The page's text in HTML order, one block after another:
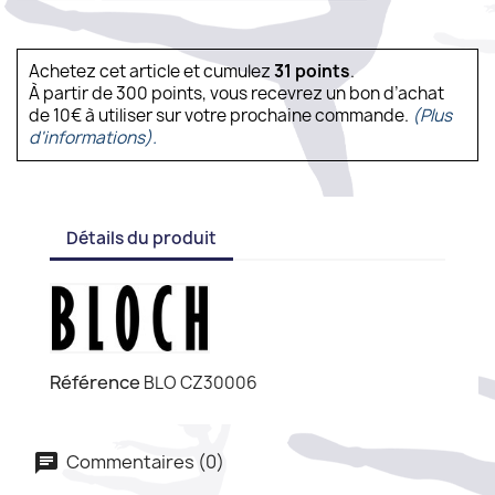
Achetez cet article et cumulez31 points.
À partir de 300 points, vous recevrez un bon d’achat
de 10€ à utiliser sur votre prochaine commande. (Plus
d'informations).
Détails du produit
Référence BLO CZ30006
Commentaires (0)